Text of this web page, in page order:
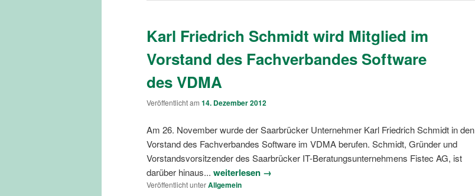
Karl Friedrich Schmidt wird Mitglied im
Vorstand des Fachverbandes Software
des VDMA
Veröffentlicht am 14. Dezember 2012
Am 26. November wurde der Saarbrücker Unternehmer Karl Friedrich Schmidt in den
Vorstand des Fachverbandes Software im VDMA berufen. Schmidt, Gründer und
Vorstandsvorsitzender des Saarbrücker IT-Beratungsunternehmens Fistec AG, ist
darüber hinaus... weiterlesen →
Veröffentlicht unterAllgemein